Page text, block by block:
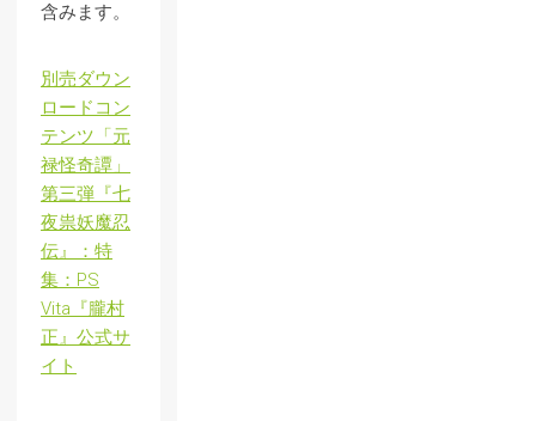
含みます。
別売ダウン
ロードコン
テンツ「元
禄怪奇譚」
第三弾『七
夜祟妖魔忍
伝』：特
集：PS
Vita『朧村
正』公式サ
イト